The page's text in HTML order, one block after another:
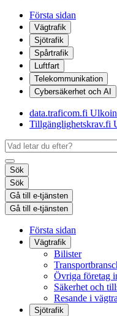
Första sidan
Vägtrafik
Sjötrafik
Spårtrafik
Luftfart
Telekommunikation
Cybersäkerhet och AI
data.traficom.fi
Tillgänglighetskrav.fi
Sök
Sök
Gå till e-tjänsten
Gå till e-tjänsten
Första sidan
Vägtrafik
Bilister
Övriga företag
Säkerhet och
Resande i
Sjötrafik